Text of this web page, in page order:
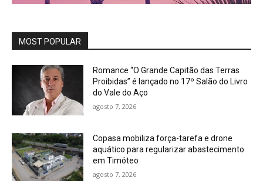
MOST POPULAR
Romance “O Grande Capitão das Terras
Proibidas” é lançado no 17º Salão do Livro
do Vale do Aço
agosto 7, 2026
Copasa mobiliza força-tarefa e drone
aquático para regularizar abastecimento
em Timóteo
agosto 7, 2026